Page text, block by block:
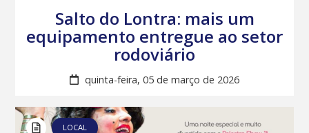
Salto do Lontra: mais um
equipamento entregue ao setor
rodoviário
quinta-feira, 05 de março de 2026
LOCAL